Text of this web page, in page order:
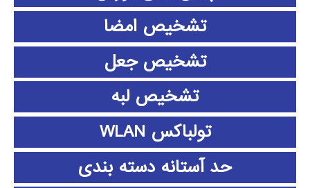
تشخیص امضا
تشخیص جعل
تشخیص لبه
تولباکس WLAN
حد آستانه دسته بندی